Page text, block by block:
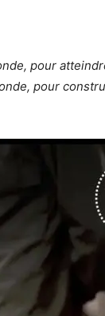
pour
pour